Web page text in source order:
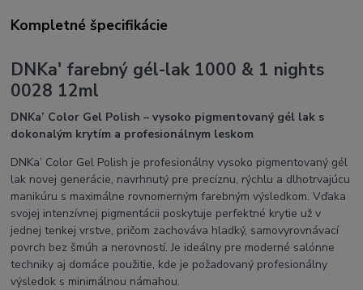
Kompletné špecifikácie
DNKa' farebný gél-lak 1000 & 1 nights
0028 12ml
DNKa’ Color Gel Polish – vysoko pigmentovaný gél lak s
dokonalým krytím a profesionálnym leskom
DNKa’ Color Gel Polish je profesionálny vysoko pigmentovaný gél
lak novej generácie, navrhnutý pre precíznu, rýchlu a dlhotrvajúcu
manikúru s maximálne rovnomerným farebným výsledkom. Vďaka
svojej intenzívnej pigmentácii poskytuje perfektné krytie už v
jednej tenkej vrstve, pričom zachováva hladký, samovyrovnávací
povrch bez šmúh a nerovností. Je ideálny pre moderné salónne
techniky aj domáce použitie, kde je požadovaný profesionálny
výsledok s minimálnou námahou.